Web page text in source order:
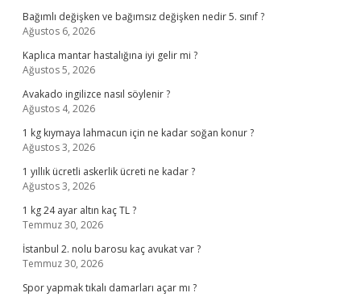
Bağımlı değişken ve bağımsız değişken nedir 5. sınıf ?
Ağustos 6, 2026
Kaplıca mantar hastalığına iyi gelir mi ?
Ağustos 5, 2026
Avakado ingilizce nasıl söylenir ?
Ağustos 4, 2026
1 kg kıymaya lahmacun için ne kadar soğan konur ?
Ağustos 3, 2026
1 yıllık ücretli askerlik ücreti ne kadar ?
Ağustos 3, 2026
1 kg 24 ayar altın kaç TL ?
Temmuz 30, 2026
İstanbul 2. nolu barosu kaç avukat var ?
Temmuz 30, 2026
Spor yapmak tıkalı damarları açar mı ?